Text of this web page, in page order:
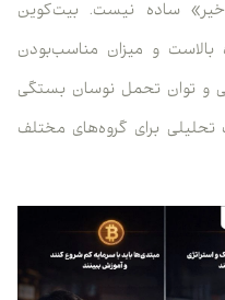
ساده نیست. بیت‌کوین
بالاست و میزان مناسب‌بودن
و توان تحمل نوسان بستگی
تحلیلی برای گروه‌های مختلف